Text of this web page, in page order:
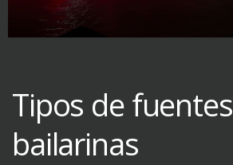
Tipos de fuentes
bailarinas